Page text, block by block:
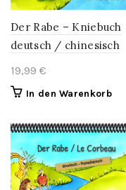
Der Rabe – Kniebuch
deutsch / chinesisch
19,99 €
In den Warenkorb